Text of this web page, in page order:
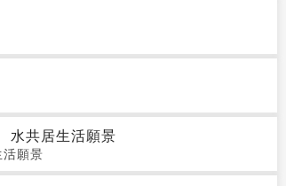
水共居生活願景
願景